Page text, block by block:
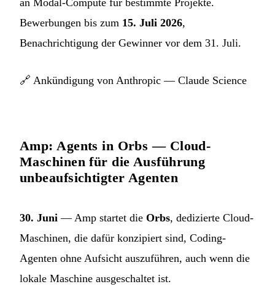
an Modal-Compute für bestimmte Projekte.
Bewerbungen bis zum 15. Juli 2026,
Benachrichtigung der Gewinner vor dem 31. Juli.
🔗 Ankündigung von Anthropic — Claude Science
Amp: Agents in Orbs — Cloud-
Maschinen für die Ausführung
unbeaufsichtigter Agenten
30. Juni — Amp startet die Orbs, dedizierte Cloud-
Maschinen, die dafür konzipiert sind, Coding-
Agenten ohne Aufsicht auszuführen, auch wenn die
lokale Maschine ausgeschaltet ist.